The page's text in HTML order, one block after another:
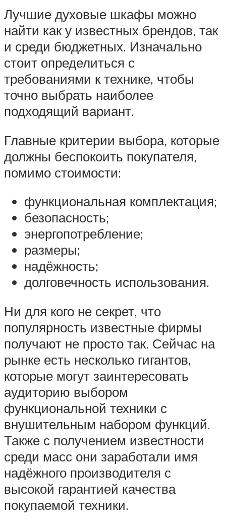
Лучшие духовые шкафы можно
найти как у известных брендов, так
и среди бюджетных. Изначально
стоит определиться с
требованиями к технике, чтобы
точно выбрать наиболее
подходящий вариант.
Главные критерии выбора, которые
должны беспокоить покупателя,
помимо стоимости:
функциональная комплектация;
безопасность;
энергопотребление;
размеры;
надёжность;
долговечность использования.
Ни для кого не секрет, что
популярность известные фирмы
получают не просто так. Сейчас на
рынке есть несколько гигантов,
которые могут заинтересовать
аудиторию выбором
функциональной техники с
внушительным набором функций.
Также с получением известности
среди масс они заработали имя
надёжного производителя с
высокой гарантией качества
покупаемой техники.